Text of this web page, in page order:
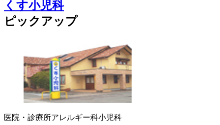
くす小児科
ピックアップ
医院・診療所アレルギー科小児科